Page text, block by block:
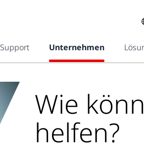
Support Unternehmen
Wie
helfen?